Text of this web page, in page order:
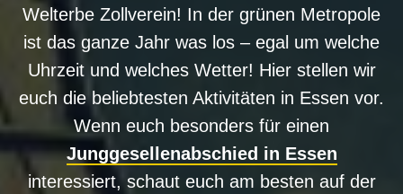
Welterbe Zollverein! In der grünen Metropole
ist das ganze Jahr was los – egal um welche
Uhrzeit und welches Wetter! Hier stellen wir
euch die beliebtesten Aktivitäten in Essen vor.
Wenn euch besonders für einen
Junggesellenabschied in Essen
interessiert, schaut euch am besten auf der